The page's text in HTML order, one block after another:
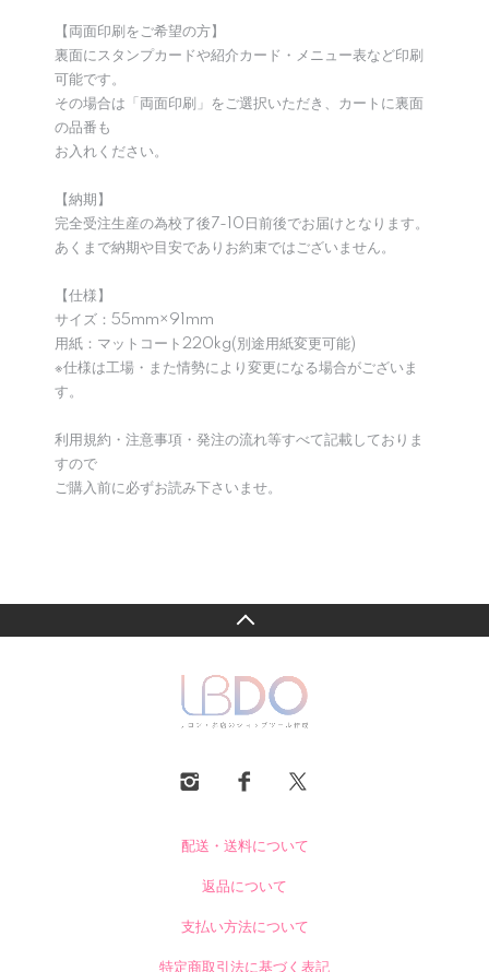
【両面印刷をご希望の方】
裏面にスタンプカードや紹介カード・メニュー表など印刷
可能です。
その場合は「両面印刷」をご選択いただき、カートに裏面
の品番も
お入れください。
【納期】
完全受注生産の為校了後7-10日前後でお届けとなります。
あくまで納期や目安でありお約束ではございません。
【仕様】
サイズ：55mm×91mm
用紙：マットコート220kg(別途用紙変更可能)
※仕様は工場・また情勢により変更になる場合がございま
す。
利用規約・注意事項・発注の流れ等すべて記載しておりま
すので
ご購入前に必ずお読み下さいませ。
配送・送料について
返品について
支払い方法について
特定商取引法に基づく表記